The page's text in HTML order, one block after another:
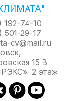
и
конвектор
сторону, в
датчик
длиной
192-74-10
501-29-17
dv@mail.ru
15 В
2 этаж